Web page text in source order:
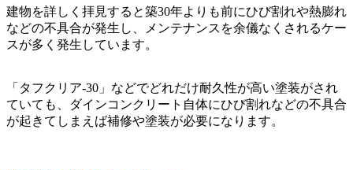
建物を詳しく拝見すると築30年よりも前にひび割れや熱膨れ
などの不具合が発生し、メンテナンスを余儀なくされるケー
スが多く発生しています。
「タフクリア‐30」などでどれだけ耐久性が高い塗装がされ
ていても、ダインコンクリート自体にひび割れなどの不具合
が起きてしまえば補修や塗装が必要になります。